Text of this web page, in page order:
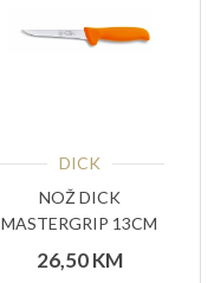
DICK
NOŽ DICK
MASTERGRIP 13CM
NARANČASTA
RUČKA
26,50KM